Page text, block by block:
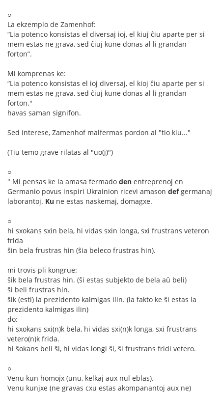
○
La ekzemplo de Zamenhof:
“Lia potenco konsistas el diversaj ioj, el kiuj ĉiu aparte per si
mem estas ne grava, sed ĉiuj kune donas al li grandan
forton”.
Mi komprenas ke:
“Lia potenco konsistas el ioj diversaj, el kioj ĉiu aparte per si
mem estas ne grava, sed ĉiuj kune donas al li grandan
forton."
havas saman signifon.
Sed interese, Zamenhof malfermas pordon al "tio kiu..."
(Tiu temo grave rilatas al "uo(j)")
○
" Mi pensas ke la amasa fermado den entreprenoj en
Germanio povus inspiri Ukrainion ricevi amason defgermanaj
laborantoj. Ku ne estas naskemaj, domagxe.
○
hi sxokans sxin bela, hi vidas sxin longa, sxi frustrans veteron
frida
ŝin bela frustras hin (ŝia beleco frustras hin).
mi trovis pli kongrue:
ŝik bela frustras hin. (ŝi estas subjekto de bela aŭ beli)
ŝi beli frustras hin.
ŝik (esti) la prezidento kalmigas ilin. (la fakto ke ŝi estas la
prezidento kalmigas ilin)
do:
hi sxokans sxi(n)k bela, hi vidas sxi(n)k longa, sxi frustrans
vetero(n)k frida.
hi ŝokans beli ŝi, hi vidas longi ŝi, ŝi frustrans fridi vetero.
○
Venu kun homojx (unu, kelkaj aux nul eblas).
Venu kunjxe (ne gravas cxu estas akompanantoj aux ne)